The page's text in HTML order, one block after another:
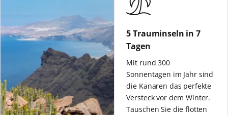
Mit rund 300
Sonnentagen im Jahr sind
die Kanaren das perfekte
Versteck vor dem Winter.
Tauschen Sie die flotten
5 Trauminseln in 7
Tagen